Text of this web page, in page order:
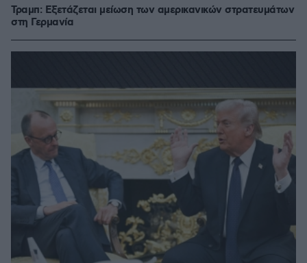
Τραμπ: Εξετάζεται μείωση των αμερικανικών στρατευμάτων
στη Γερμανία